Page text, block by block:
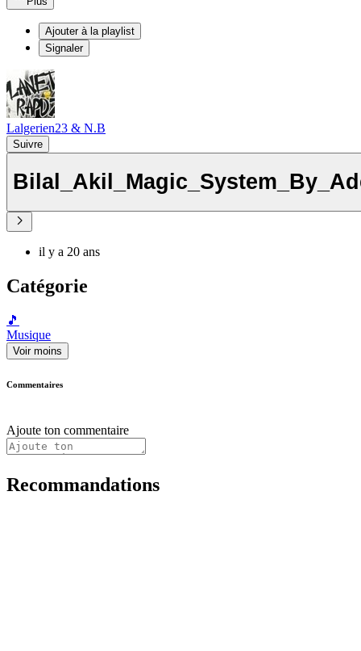
Ajouter à la playlist
Signaler
Lalgerien23 & N.B
Suivre
il y a 20 ans
Catégorie
🎵
Musique
Voir moins
Commentaires
Ajoute ton commentaire
Recommandations